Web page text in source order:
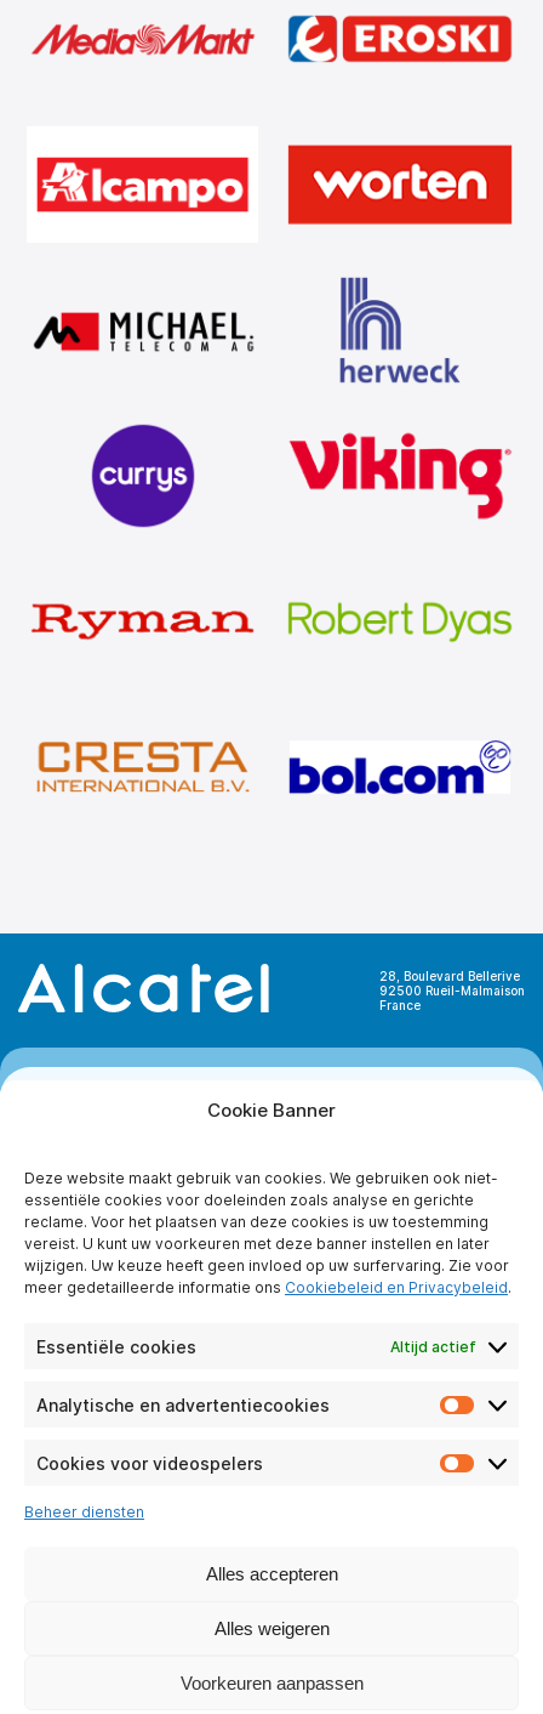
Cookie Banner
Deze website maakt gebruik van cookies. We gebruiken ook niet-
essentiële cookies voor doeleinden zoals analyse en gerichte
reclame. Voor het plaatsen van deze cookies is uw toestemming
vereist. U kunt uw voorkeuren met deze banner instellen en later
wijzigen. Uw keuze heeft geen invloed op uw surfervaring. Zie voor
meer gedetailleerde informatie ons Cookiebeleid en Privacybeleid.
Essentiële cookies Altijd actief
Analytische en advertentiecookies
Cookies voor videospelers
Beheer diensten
Alles accepteren
Alles weigeren
Voorkeuren aanpassen
28, Boulevard Bellerive
92500 Rueil-Malmaison
France
Wie zijn wij?
Partner worden
Contact
Juridische
kennisgeving
persoonlijke
Particulieren
MVO
ONZE SOCIALE NETWERKEN